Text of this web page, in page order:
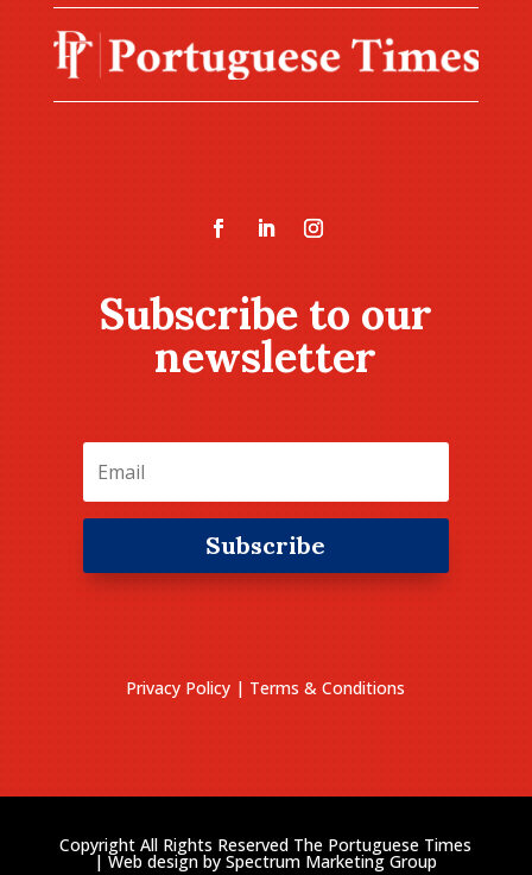
Subscribe to our
newsletter
Subscribe
Privacy Policy | Terms & Conditions
Copyright All Rights Reserved The Portuguese Times
| Web design bySpectrum Marketing Group